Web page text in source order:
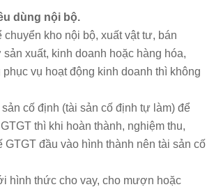
dùng nội bộ.
kho nội bộ, xuất vật tư, bán
xuất, kinh doanh hoặc hàng hóa,
vụ hoạt động kinh doanh thì không
cố định (tài sản cố định tự làm) để
thì khi hoàn thành, nghiệm thu,
đầu vào hình thành nên tài sản cố
hình thức cho vay, cho mượn hoặc